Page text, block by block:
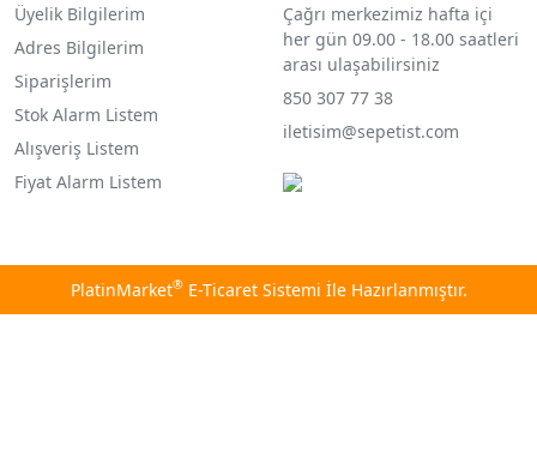
Üyelik Bilgilerim
Adres Bilgilerim
Siparişlerim
Stok Alarm Listem
Alışveriş Listem
Fiyat Alarm Listem
Çağrı merkezimiz hafta içi
her gün 09.00 - 18.00 saatleri
arası ulaşabilirsiniz
850 307 77 38
iletisim@sepetist.com
PlatinMarket®E-Ticaret Sistemi İle Hazırlanmıştır.